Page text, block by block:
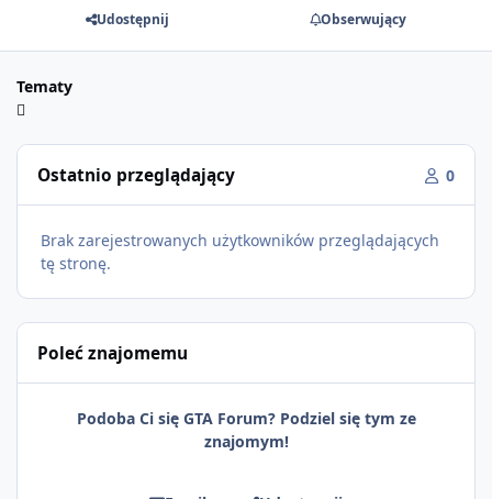
Udostępnij Obserwujący
Tematy
Ostatnio przeglądający 0
Brak zarejestrowanych użytkowników przeglądających
tę stronę.
Poleć znajomemu
Podoba Ci się GTA Forum? Podziel się tym ze
znajomym!